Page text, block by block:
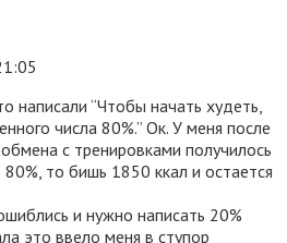
написали “Чтобы начать худеть,
числа 80%.” Ок. У меня после
с тренировками получилось
то бишь 1850 ккал и остается
и нужно написать 20%
это ввело меня в ступор